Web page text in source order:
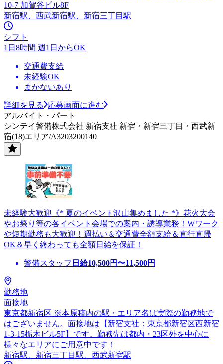
10-7 加賀谷ビル8F
新宿駅、西武新宿駅、新宿三丁目駅
シフト
1日8時間 週1日からOK
交通費支給
未経験OK
まかないあり
詳細を見る
応募画面に進む
アルバイト・パート
シンテイ警備株式会社 新宿支社 新宿・新宿三丁目・西武新
宿(18)エリア/A3203200140
未経験大歓迎《* 夏のイベント沢山集めました *》花火大会
やお祭り等の各イベント会場での案内・誘導業務！Wワーク
や短期勤務も大歓迎！週払い＆交通費全額支給＆直行直帰
OK＆早く終わっても全額日給を保証！
警備スタッフ 日給10,500円〜11,500円
勤務地
面接地
東京都新宿区 ※本原稿内の駅・エリア名は実際の勤務地で
はございません。面接地は【新宿支社：東京都新宿区西新宿
1-3-15栃木ビル5F】です。勤務先は都内・23区外を中心に
様々なエリアにご用意中です！
新宿駅、新宿三丁目駅、西武新宿駅